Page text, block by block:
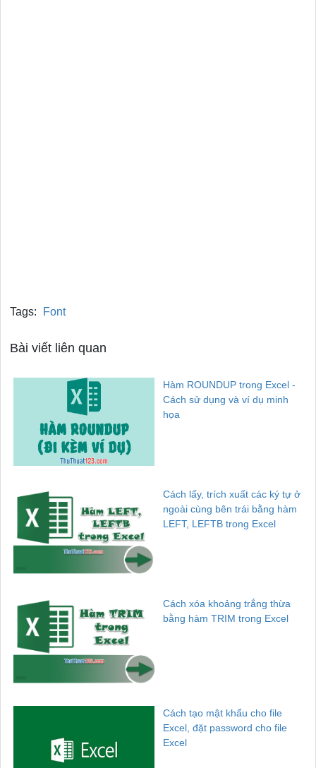
Tags: Font
Bài viết liên quan
Hàm ROUNDUP trong Excel -
Cách sử dụng và ví dụ minh
họa
Cách lấy, trích xuất các ký tự ở
ngoài cùng bên trái bằng hàm
LEFT, LEFTB trong Excel
Cách xóa khoảng trắng thừa
bằng hàm TRIM trong Excel
Cách tạo mật khẩu cho file
Excel, đặt password cho file
Excel